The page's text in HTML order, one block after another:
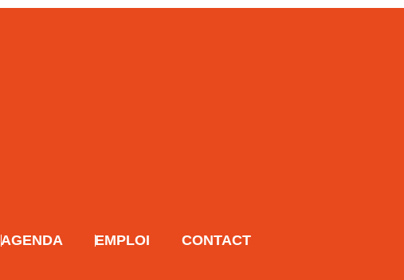
AGENDA EMPLOI CONTACT